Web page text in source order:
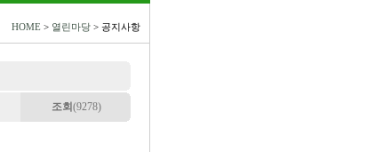
HOME > 열린마당 > 공지사항
조회 (9278)